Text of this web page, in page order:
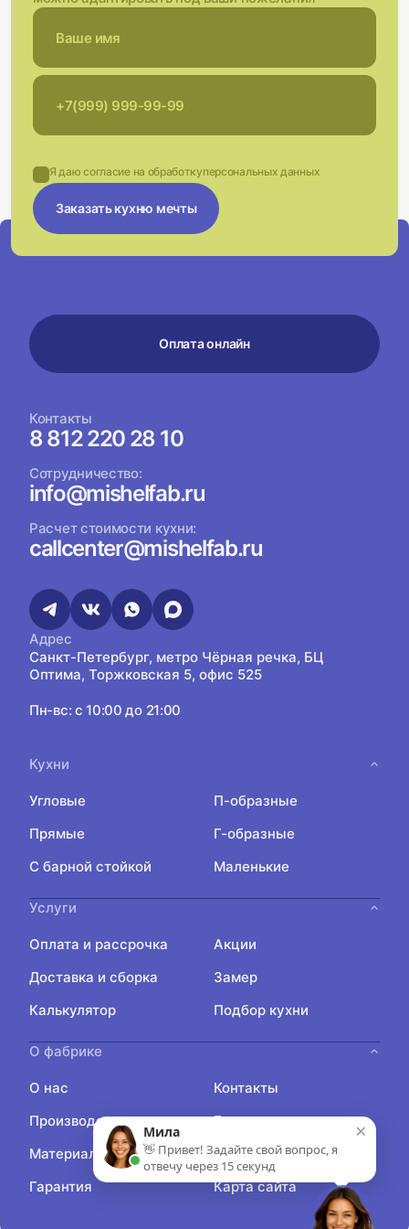
Я даю согласие на обработкуперсональных данных
Заказать кухню мечты
Оплата онлайн
Контакты
8 812 220 28 10
Сотрудничество:
info@mishelfab.ru
Расчет стоимости кухни:
callcenter@mishelfab.ru
Адрес
Санкт-Петербург, метро Чёрная речка, БЦ
Оптима, Торжковская 5, офис 525
Пн-вс: с 10:00 до 21:00
Кухни
Угловые
П-образные
Прямые
Г-образные
С барной стойкой
Маленькие
Услуги
Оплата и рассрочка
Акции
Доставка и сборка
Замер
Калькулятор
Подбор кухни
О фабрике
О нас
Контакты
Производство
Блог
Материалы
Отзывы
Гарантия
Карта сайта
×
Мила
👋 Привет! Задайте свой вопрос, я
отвечу через 15 секунд